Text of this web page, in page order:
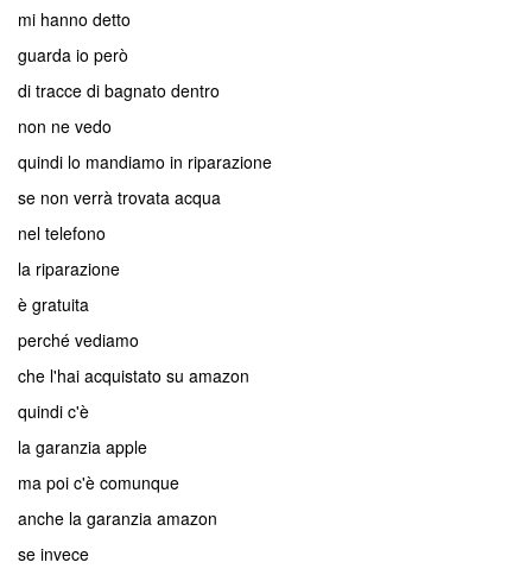
mi hanno detto
guarda io però
di tracce di bagnato dentro
non ne vedo
quindi lo mandiamo in riparazione
se non verrà trovata acqua
nel telefono
la riparazione
è gratuita
perché vediamo
che l'hai acquistato su amazon
quindi c'è
la garanzia apple
ma poi c'è comunque
anche la garanzia amazon
se invece